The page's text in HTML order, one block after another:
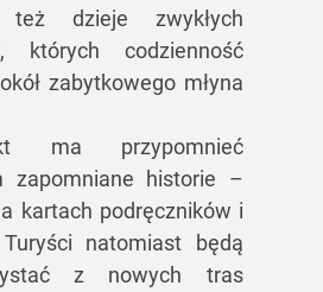
dzieje zwykłych
których codzienność
zabytkowego młyna
ma przypomnieć
zapomniane historie –
kartach podręczników i
natomiast będą
z nowych tras